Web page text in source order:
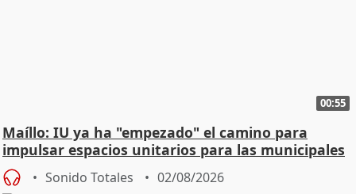
00:55
Maíllo: IU ya ha "empezado" el camino para
impulsar espacios unitarios para las municipales
Sonido Totales 02/08/2026